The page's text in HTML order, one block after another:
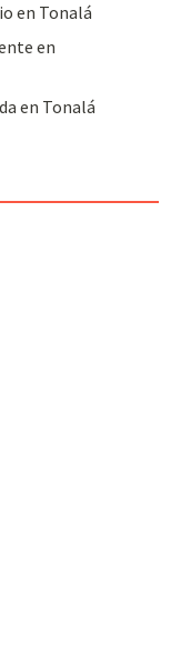
en Tonalá
en
en Tonalá